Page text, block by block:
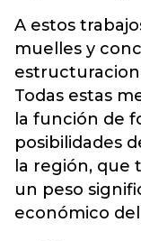
A estos
muelles y
Todas estas
la función de
posibilidades
la región, que
un peso
económico